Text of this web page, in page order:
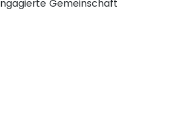
Gemeinschaft